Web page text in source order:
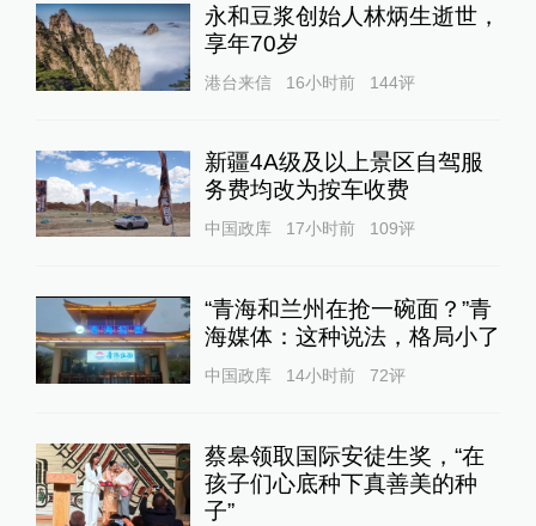
永和豆浆创始人林炳生逝世，
享年70岁
港台来信 16小时前 144评
新疆4A级及以上景区自驾服
务费均改为按车收费
中国政库 17小时前 109评
“青海和兰州在抢一碗面？”青
海媒体：这种说法，格局小了
中国政库 14小时前 72评
蔡皋领取国际安徒生奖，“在
孩子们心底种下真善美的种
子”